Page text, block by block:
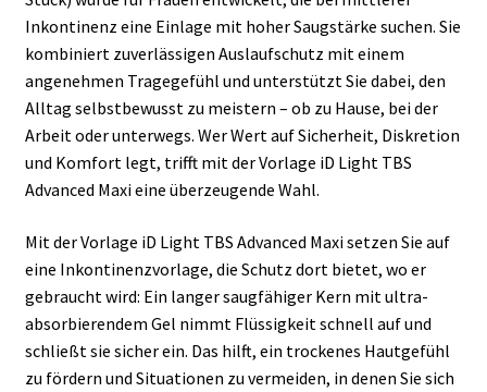
Inkontinenz eine Einlage mit hoher Saugstärke suchen. Sie
kombiniert zuverlässigen Auslaufschutz mit einem
angenehmen Tragegefühl und unterstützt Sie dabei, den
Alltag selbstbewusst zu meistern – ob zu Hause, bei der
Arbeit oder unterwegs. Wer Wert auf Sicherheit, Diskretion
und Komfort legt, trifft mit der Vorlage iD Light TBS
Advanced Maxi eine überzeugende Wahl.
Mit der Vorlage iD Light TBS Advanced Maxi setzen Sie auf
eine Inkontinenzvorlage, die Schutz dort bietet, wo er
gebraucht wird: Ein langer saugfähiger Kern mit ultra-
absorbierendem Gel nimmt Flüssigkeit schnell auf und
schließt sie sicher ein. Das hilft, ein trockenes Hautgefühl
zu fördern und Situationen zu vermeiden, in denen Sie sich